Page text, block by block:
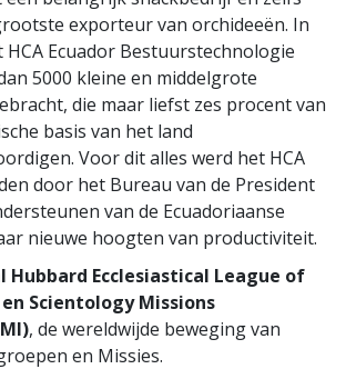
exporteur van orchideeën. In
Ecuador Bestuurstechnologie
5000 kleine en middelgrote
die maar liefst zes procent van
basis van het land
Voor dit alles werd het HCA
door het Bureau van de President
van de Ecuadoriaanse
nieuwe hoogten van productiviteit.
Ecclesiastical League of
en Scientology Missions
, de wereldwijde beweging van
en Missies.